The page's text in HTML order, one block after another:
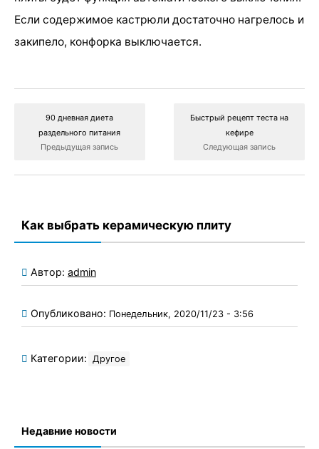
Если содержимое кастрюли достаточно нагрелось и
закипело, конфорка выключается.
90 дневная диета
раздельного питания
Предыдущая запись
Быстрый рецепт теста на
кефире
Следующая запись
Как выбрать керамическую плиту
Автор: admin
Опубликовано: Понедельник, 2020/11/23 - 3:56
Категории: Другое
Недавние новости